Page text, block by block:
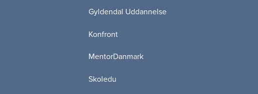
Gyldendal Uddannelse
Konfront
MentorDanmark
Skoledu